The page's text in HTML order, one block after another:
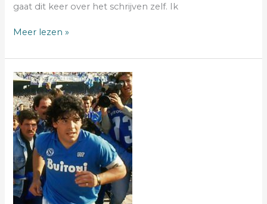
gaat dit keer over het schrijven zelf. Ik
Meer lezen »
Diego